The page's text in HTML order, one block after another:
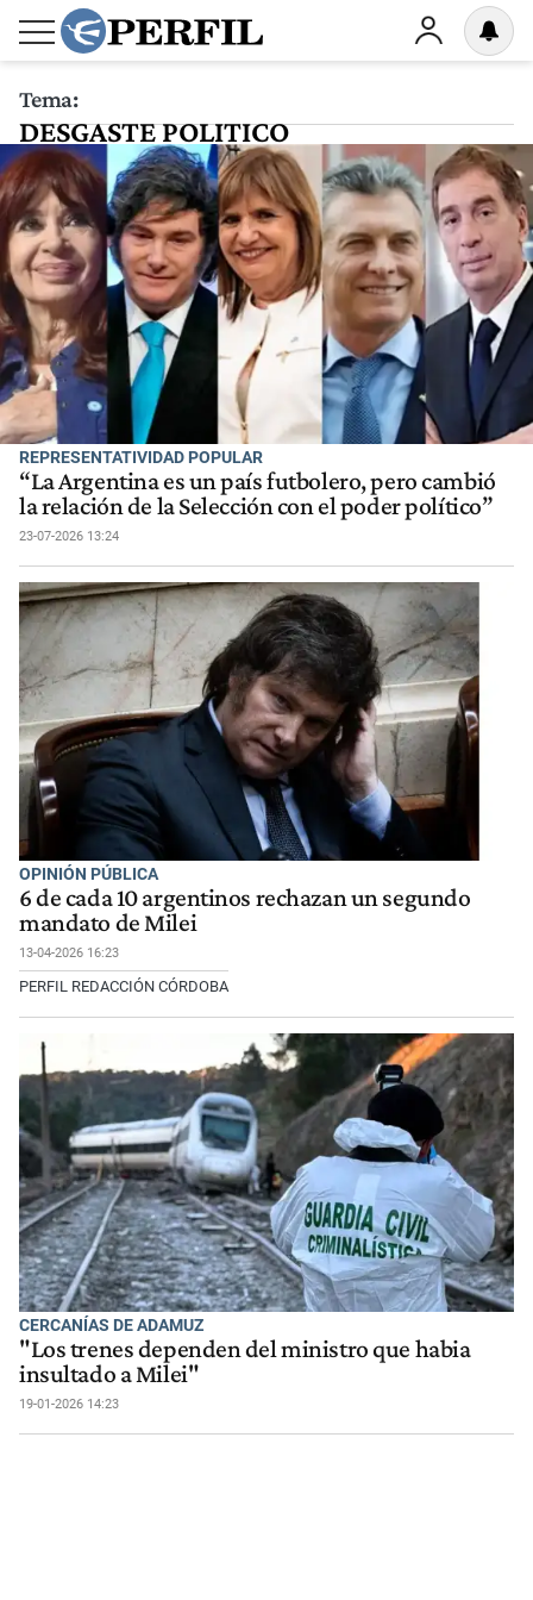
Tema:
DESGASTE POLITICO
REPRESENTATIVIDAD POPULAR
“La Argentina es un país futbolero, pero cambió
la relación de la Selección con el poder político”
23-07-2026 13:24
OPINIÓN PÚBLICA
6 de cada 10 argentinos rechazan un segundo
mandato de Milei
13-04-2026 16:23
PERFIL REDACCIÓN CÓRDOBA
CERCANÍAS DE ADAMUZ
"Los trenes dependen del ministro que habia
insultado a Milei"
19-01-2026 14:23